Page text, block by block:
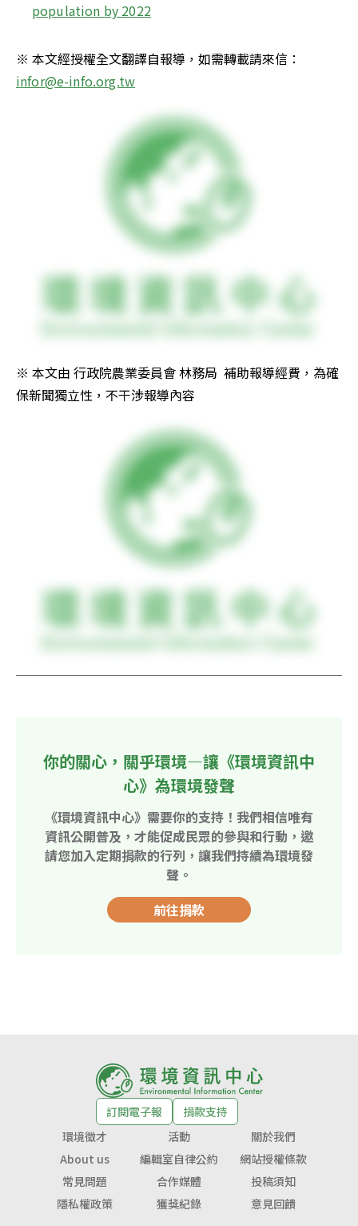
population by 2022
※ 本文經授權全文翻譯自報導，如需轉載請來信：
infor@e-info.org.tw
※ 本文由 行政院農業委員會 林務局  補助報導經費，為確
保新聞獨立性，不干涉報導內容
你的關心，關乎環境—讓《環境資訊中
心》為環境發聲
《環境資訊中心》需要你的支持！我們相信唯有
資訊公開普及，才能促成民眾的參與和行動，邀
請您加入定期捐款的行列，讓我們持續為環境發
聲。
前往捐款
訂閱電子報
捐款支持
環境徵才
活動
關於我們
About us
編輯室自律公約
網站授權條款
常見問題
合作媒體
投稿須知
隱私權政策
獲獎紀錄 意見回饋